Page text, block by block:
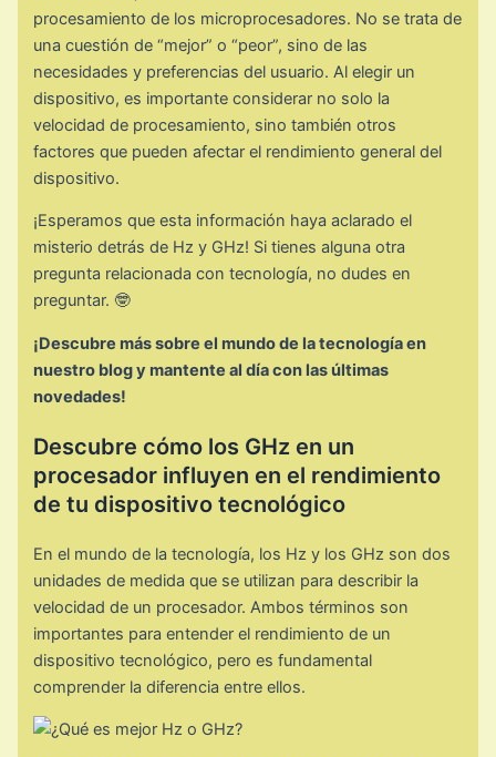
procesamiento de los microprocesadores. No se trata de
una cuestión de “mejor” o “peor”, sino de las
necesidades y preferencias del usuario. Al elegir un
dispositivo, es importante considerar no solo la
velocidad de procesamiento, sino también otros
factores que pueden afectar el rendimiento general del
dispositivo.
¡Esperamos que esta información haya aclarado el
misterio detrás de Hz y GHz! Si tienes alguna otra
pregunta relacionada con tecnología, no dudes en
preguntar. 🤓
¡Descubre más sobre el mundo de la tecnología en
nuestro blog y mantente al día con las últimas
novedades!
Descubre cómo los GHz en un
procesador influyen en el rendimiento
de tu dispositivo tecnológico
En el mundo de la tecnología, los Hz y los GHz son dos
unidades de medida que se utilizan para describir la
velocidad de un procesador. Ambos términos son
importantes para entender el rendimiento de un
dispositivo tecnológico, pero es fundamental
comprender la diferencia entre ellos.